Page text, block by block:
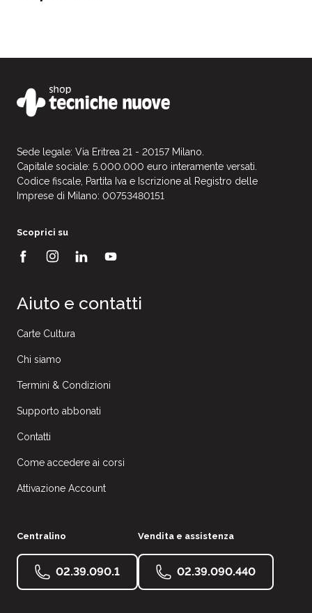
Sede legale: Via Eritrea 21 - 20157 Milano.
Capitale sociale: 5.000.000 euro interamente versati.
Codice fiscale, Partita Iva e Iscrizione al Registro delle
Imprese di Milano: 00753480151
Scoprici su
Aiuto e contatti
Carte Cultura
Chi siamo
Termini & Condizioni
Supporto abbonati
Contatti
Come accedere ai corsi
Attivazione Account
Centralino
02.39.090.1
Vendita e assistenza
02.39.090.440